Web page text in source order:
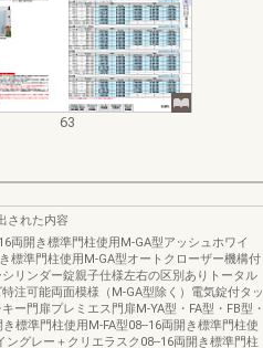
63
された内容
両開き標準門柱使用M-GA型アッシュホワイ
標準門柱使用M-GA型オートクローザー機構付
リンダー錠親子仕様左右の区別ありトータル
注可能両面模様（M-GA型除く）電気錠付タッ
ー門扉プレミエス門扉M-YA型・FA型・FB型・
き標準門柱使用M-FA型08--16両開き標準門柱使
ングレー＋クリエラスク08--16両開き標準門柱